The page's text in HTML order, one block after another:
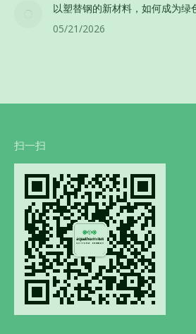
以塑替钢的新材料，如何成为绿
05/21/2026
扫一扫